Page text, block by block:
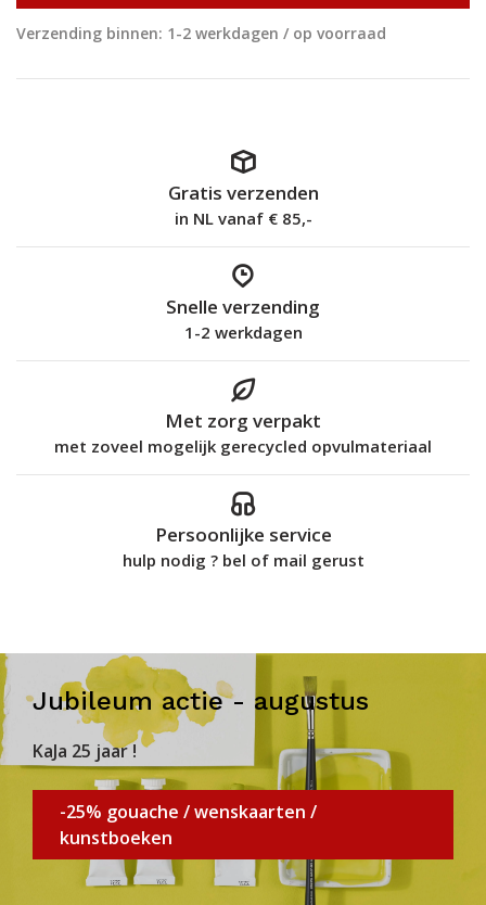
Verzending binnen: 1-2 werkdagen / op voorraad
Gratis verzenden
in NL vanaf € 85,-
Snelle verzending
1-2 werkdagen
Met zorg verpakt
met zoveel mogelijk gerecycled opvulmateriaal
Persoonlijke service
hulp nodig ? bel of mail gerust
Jubileum actie - augustus
KaJa 25 jaar !
-25% gouache / wenskaarten /
kunstboeken